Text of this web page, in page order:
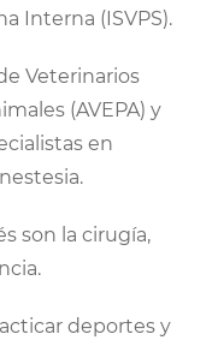
Interna (ISVPS).
Veterinarios
(AVEPA) y
en
son la cirugía,
deportes y